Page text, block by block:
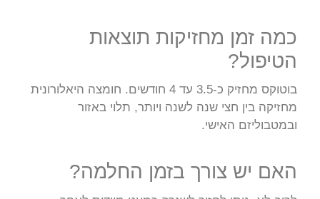
כמה זמן מחזיקות תוצאות
הטיפול?
בוטוקס מחזיק כ-3.5 עד 4 חודשים. חומצה היאלורונית
מחזיקה בין חצי שנה לשנה ויותר, תלוי באזור
ובמטבוליזם האישי.
האם יש צורך בזמן החלמה?